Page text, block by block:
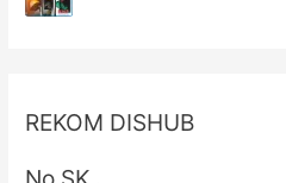
REKOM DISHUB